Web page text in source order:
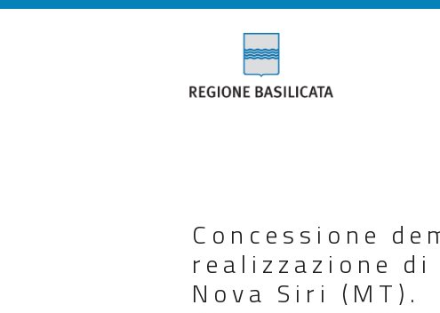
Concessione
realizzazione
Nova Siri (MT).